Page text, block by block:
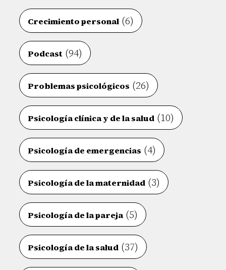
Crecimiento personal (6)
Podcast (94)
Problemas psicológicos (26)
Psicología clínica y de la salud (10)
Psicología de emergencias (4)
Psicología de la maternidad (3)
Psicología de la pareja(5)
Psicología de la salud (37)